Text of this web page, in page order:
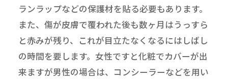
ランラップなどの保護材を貼る必要もあります。
また、傷が皮膚で覆われた後も数ヶ月はうっすら
と赤みが残り、これが目立たなくなるにはしばし
の時間を要します。女性ですと化粧でカバーが出
来ますが男性の場合は、コンシーラーなどを用い